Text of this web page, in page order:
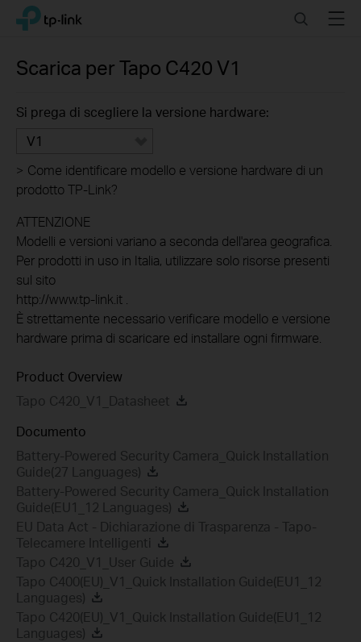
Click
navigation
TP-Link, Reliably Smart SearchMenu
Scarica perTapo C420 V1
Si prega di scegliere la versione hardware:
V1
> Come identificare modello e versione hardware di un
prodotto TP-Link?
ATTENZIONE
Modelli e versioni variano a seconda dell'area geografica.
Per prodotti in uso in Italia, utilizzare solo risorse presenti
sul sito
http://www.tp-link.it .
È strettamente necessario verificare modello e versione
hardware prima di scaricare ed installare ogni firmware.
Product Overview
Tapo C420_V1_Datasheet
Documento
Battery-Powered Security Camera_Quick Installation
Guide(27 Languages)
Battery-Powered Security Camera_Quick Installation
Guide(EU1_12 Languages)
EU Data Act - Dichiarazione di Trasparenza - Tapo-
Telecamere Intelligenti
Tapo C420_V1_User Guide
Tapo C400(EU)_V1_Quick Installation Guide(EU1_12
Languages)
Tapo C420(EU)_V1_Quick Installation Guide(EU1_12
Languages)